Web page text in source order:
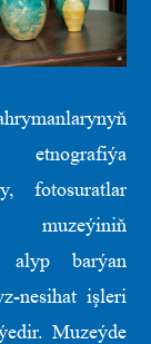
fotosuratlar
muzeýiniň
alyp barýan
nesihat işleri
Muzeýde